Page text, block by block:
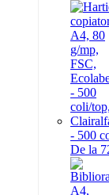
- 500
De la